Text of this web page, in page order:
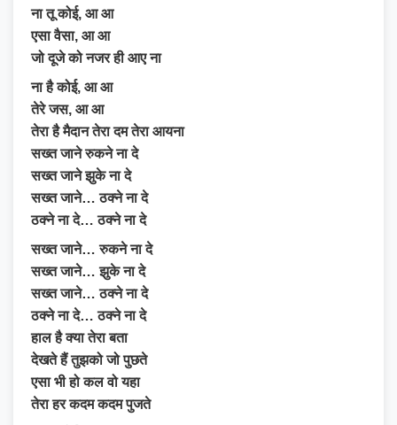
ना तू कोई, आ आ
एसा वैसा, आ आ
जो दूजे को नजर ही आए ना
ना है कोई, आ आ
तेरे जस, आ आ
तेरा है मैदान तेरा दम तेरा आयना
सख्त जाने रुकने ना दे
सख्त जाने झुके ना दे
सख्त जाने… ठक्ने ना दे
ठक्ने ना दे… ठक्ने ना दे
सख्त जाने… रुकने ना दे
सख्त जाने… झुके ना दे
सख्त जाने… ठक्ने ना दे
ठक्ने ना दे… ठक्ने ना दे
हाल है क्या तेरा बता
देखते हैं तुझको जो पुछते
एसा भी हो कल वो यहा
तेरा हर कदम कदम पुजते